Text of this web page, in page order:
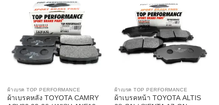
ผ้าเบรค TOP PERFORMANCE
ผ้าเบรคหลัง TOYOTA CAMRY
ผ้าเบรค TOP PERFORMANCE
ผ้าเบรคหน้า TOYOTA ALTIS